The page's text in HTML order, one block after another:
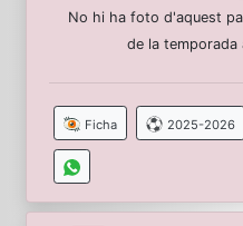
No hi ha foto d'aquest
de la temporada
Ficha 2025-2026